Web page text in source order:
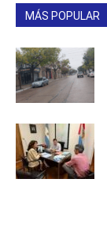
MÁS POPULAR